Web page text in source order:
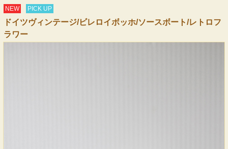
NEW PICK UP
ドイツヴィンテージ/ビレロイボッホ/ソースボート/レトロフ
ラワー